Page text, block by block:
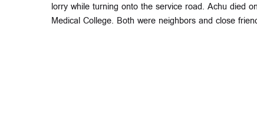
lorry while turning onto the service road. Achu died
Medical College. Both were neighbors and close